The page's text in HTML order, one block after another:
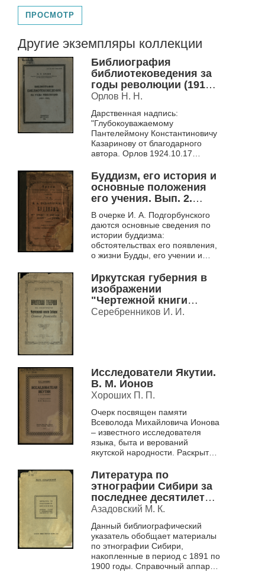
ПРОСМОТР
Другие экземпляры коллекции
Библиография
библиотековедения за
годы революции (1917-
1924)
Орлов Н. Н.
Дарственная надпись:
"Глубокоуважаемому
Пантелеймону Константиновичу
Казаринову от благодарного
автора. Орлов 1924.10.17
Буддизм, его история и
основные положения
его учения. Вып. 2.
Основные положения
учения буддизма
В очерке И. А. Подгорбунского
даются основные сведения по
истории буддизма:
обстоятельствах его появления,
о жизни Будды, его учении и
общины и буддийского учения в
Индии,...
Иркутская губерния в
изображении
"Чертежной книги
Сибири" Семена
Серебренников И. И.
Исследователи Якутии.
В. М. Ионов
Хороших П. П.
Очерк посвящен памяти
Всеволода Михайловича Ионова
– известного исследователя
языка, быта и верований
якутской народности. Раскрыты
пути и развития научной мысли.
В книге...
Литература по
этнографии Сибири за
последнее десятилетие
XIX века
Азадовский М. К.
Данный библиографический
указатель обобщает материалы
по этнографии Сибири,
накопленные в период с 1891 по
1900 годы. Справочный аппарат